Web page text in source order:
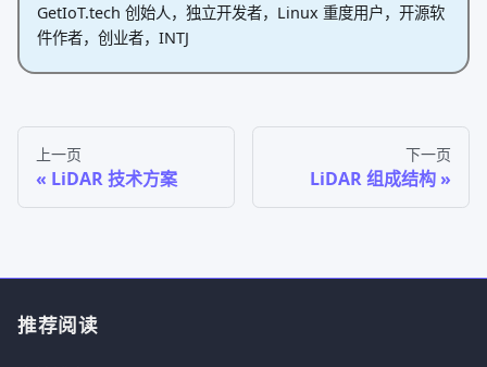
GetIoT.tech 创始人，独立开发者，Linux 重度用户，开源软
件作者，创业者，INTJ
上一页
LiDAR 技术方案
下一页
LiDAR 组成结构
推荐阅读